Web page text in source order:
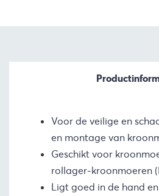
Voor de veilige en
en montage van
Geschikt voor
rollager-kroonmoeren
Ligt goed in de hand